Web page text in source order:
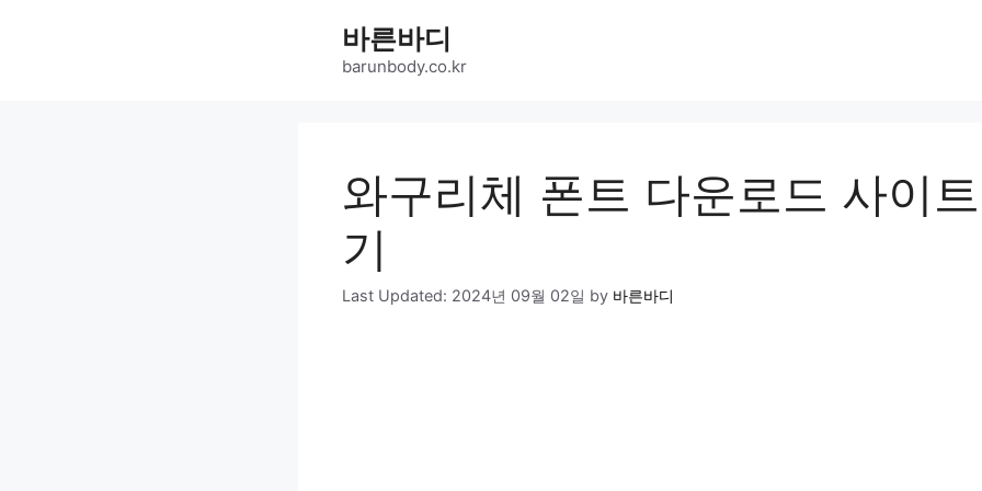
바른바디
barunbody.co.kr
와구리체 폰트 다운로드 사이
기
Last Updated: 2024년 09월 02일 by 바른바디